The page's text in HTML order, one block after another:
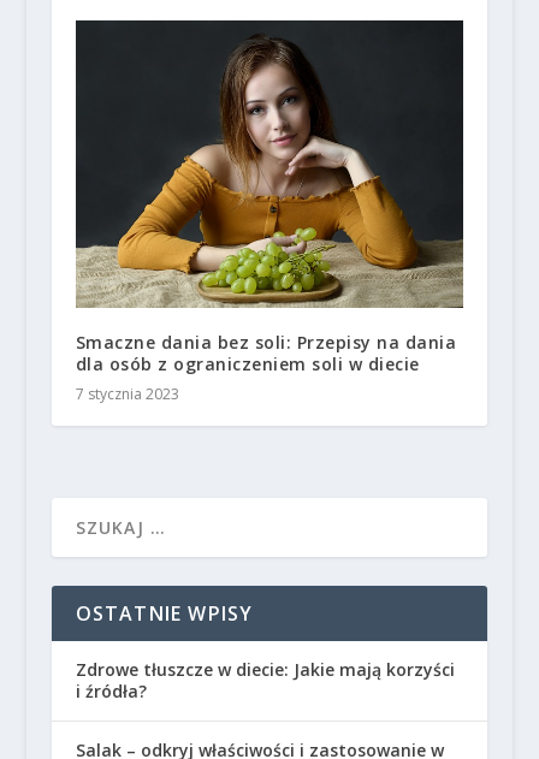
Smaczne dania bez soli: Przepisy na dania
dla osób z ograniczeniem soli w diecie
7 stycznia 2023
OSTATNIE WPISY
Zdrowe tłuszcze w diecie: Jakie mają korzyści
i źródła?
Salak – odkryj właściwości i zastosowanie w